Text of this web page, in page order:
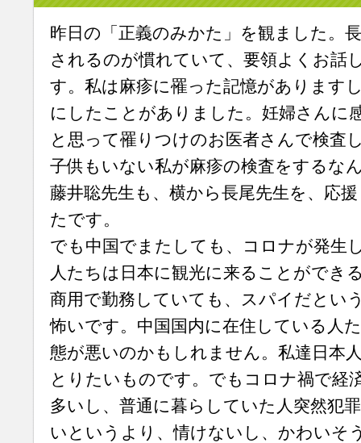
昨日の「正義のみかた」を観ました。
されるのが慣れていて、要領よくお話
す。私は麻疹に罹った記憶があります
にしたことがありました。妊婦さんに
と思って罹りつけのお医者さんで検査
子供もいない私が麻疹の検査をするな
藤井聡先生も、横から長尾先生を、応
たです。
でも中国でまたしても、コロナが発生
人たちは日本に観光に来ることができ
商用で勤務していても、スパイだとい
怖いです。中国国内に在住している人
態が悪いのかもしれません。私達日本
とりたいものです。でもコロナ禍で経
多いし、普通に暮らしていた人突然犯
いというより、情けないし、かわいそ